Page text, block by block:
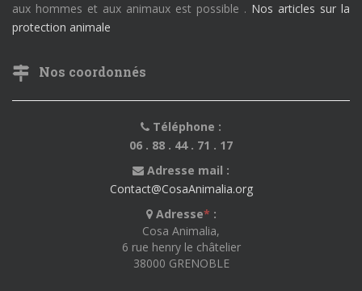
aux hommes et aux animaux est possible . Nos articles sur la
protection animale
Nos coordonnés
Téléphone :
06 . 88 . 44 . 71 . 17
Adresse mail :
Contact@CosaAnimalia.org
Adresse* :
Cosa Animalia,
6 rue henry le châtelier
38000 GRENOBLE